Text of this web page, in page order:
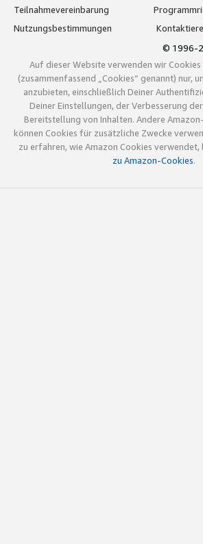
Teilnahmevereinbarung
Nutzungsbestimmungen
© 1996-
Auf dieser Website verwenden wir
(zusammenfassend „Cookies“ genannt) nur,
anzubieten, einschließlich Deiner
Deiner Einstellungen, der Verbesserung
Bereitstellung von Inhalten. Andere
können Cookies für zusätzliche Zwecke
zu erfahren, wie Amazon Cookies
zu Amazon-Cookies.